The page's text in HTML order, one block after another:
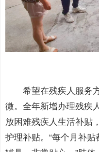
希望在残疾人服务方
微。全年新增办理残疾
放困难残疾人生活补贴
护理补贴。“每个月补